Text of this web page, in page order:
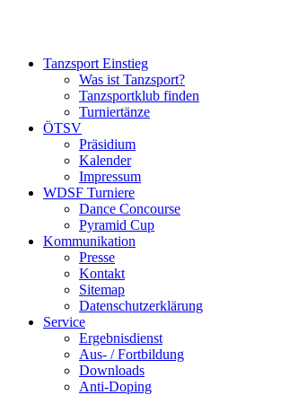
Tanzsport Einstieg
Was ist Tanzsport?
Tanzsportklub finden
Turniertänze
ÖTSV
Präsidium
Kalender
Impressum
WDSF Turniere
Dance Concourse
Pyramid Cup
Kommunikation
Presse
Kontakt
Sitemap
Datenschutzerklärung
Service
Ergebnisdienst
Aus- / Fortbildung
Downloads
Anti-Doping